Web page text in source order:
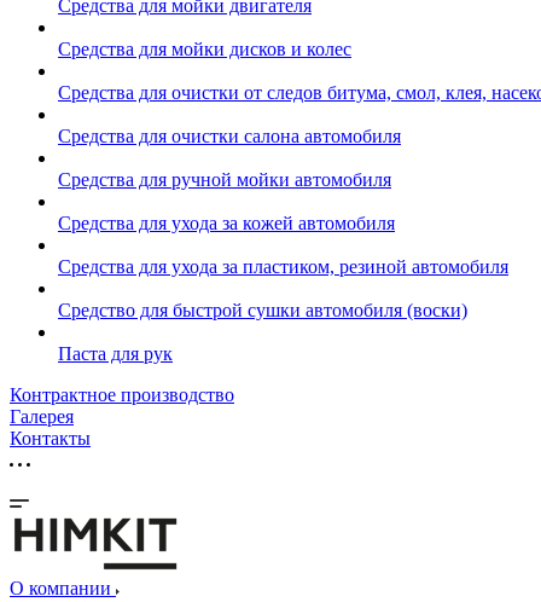
Средства для мойки двигателя
Средства для мойки дисков и колес
Средства для очистки от следов битума, смол, клея,
Средства для очистки салона автомобиля
Средства для ручной мойки автомобиля
Средства для ухода за кожей автомобиля
Средства для ухода за пластиком, резиной автомобиля
Средство для быстрой сушки автомобиля (воски)
Паста для рук
Контрактное производство
Галерея
Контакты
О компании